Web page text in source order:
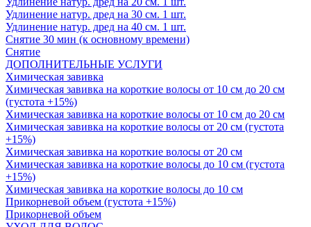
Удлинение натур. дред на 30 см. 1 шт.
Удлинение натур. дред на 40 см. 1 шт.
Снятие 30 мин (к основному времени)
Снятие
ДОПОЛНИТЕЛЬНЫЕ УСЛУГИ
Химическая завивка
Химическая завивка на короткие волосы от 10 см до 20 см
(густота +15%)
Химическая завивка на короткие волосы от 10 см до 20 см
Химическая завивка на короткие волосы от 20 см (густота
+15%)
Химическая завивка на короткие волосы от 20 см
Химическая завивка на короткие волосы до 10 см (густота
+15%)
Химическая завивка на короткие волосы до 10 см
Прикорневой объем (густота +15%)
Прикорневой объем